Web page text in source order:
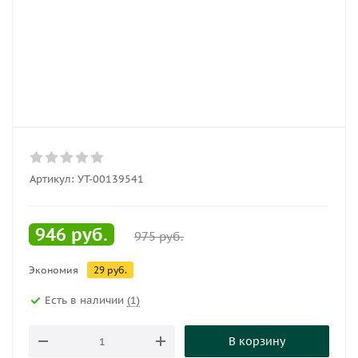
Артикул: УТ-00139541
946 руб. 975руб.
Экономия 29 руб.
Есть в наличии (1)
В корзину